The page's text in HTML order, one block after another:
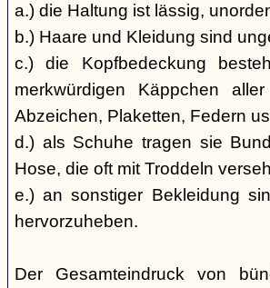
a.) die Haltung ist lässig,
b.) Haare und Kleidung sind
c.) die Kopfbedeckung
merkwürdigen Käppchen
Abzeichen, Plaketten, Federn
d.) als Schuhe tragen sie
Hose, die oft mit Troddeln
e.) an sonstiger Bekleidung
hervorzuheben.
Der Gesamteindruck von